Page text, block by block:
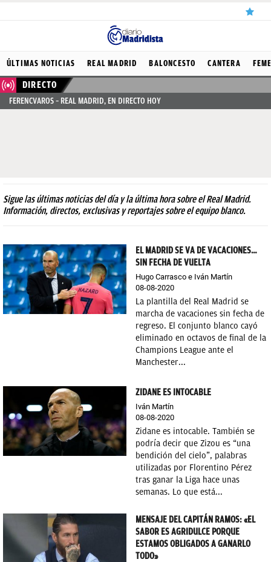
ÚLTIMAS
NOTICIAS
REAL
FICHAJES
FEMENINO
PAPARAZZI
OKDIARIO
ÚLTIMAS NOTICIAS REAL MADRID BALONCESTO CANTERA
DIRECTO
FERENCVAROS – REAL MADRID, EN DIRECTO HOY
Sigue las últimas noticias del día y la última hora sobre el Real Madrid.
Información, directos, exclusivas y reportajes sobre el equipo blanco.
EL MADRID SE VA DE VACACIONES…
SIN FECHA DE VUELTA
Hugo Carrasco e Iván Martín
08-08-2020
La plantilla del Real Madrid se
marcha de vacaciones sin fecha de
regreso. El conjunto blanco cayó
eliminado en octavos de final de la
Champions League ante el
Manchester...
ZIDANE ES INTOCABLE
Iván Martín
08-08-2020
Zidane es intocable. También se
podría decir que Zizou es “una
bendición del cielo”, palabras
utilizadas por Florentino Pérez
tras ganar la Liga hace unas
semanas. Lo que está...
MENSAJE DEL CAPITÁN RAMOS: «EL
SABOR ES AGRIDULCE PORQUE
ESTAMOS OBLIGADOS A GANARLO
TODO»